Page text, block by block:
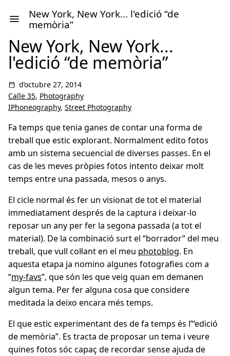
New York, New York... l'edició “de
memòria”
New York, New York...
l'edició “de memòria”
d’octubre 27, 2014
Calle 35, Photography
IPhoneography, Street Photography
Fa temps que tenia ganes de contar una forma de
treball que estic explorant. Normalment edito fotos
amb un sistema secuencial de diverses passes. En el
cas de les meves pròpies fotos intento deixar molt
temps entre una passada, mesos o anys.
El cicle normal és fer un visionat de tot el material
immediatament després de la captura i deixar-lo
reposar un any per fer la segona passada (a tot el
material). De la combinació surt el “borrador” del meu
treball, que vull col·lant en el meu photoblog. En
aquesta etapa ja nomino algunes fotografies com a
“my-favs”, que són les que veig quan em demanen
algun tema. Per fer alguna cosa que considere
meditada la deixo encara més temps.
El que estic experimentant des de fa temps és l’“edició
de memòria”. Es tracta de proposar un tema i veure
quines fotos sóc capaç de recordar sense ajuda de